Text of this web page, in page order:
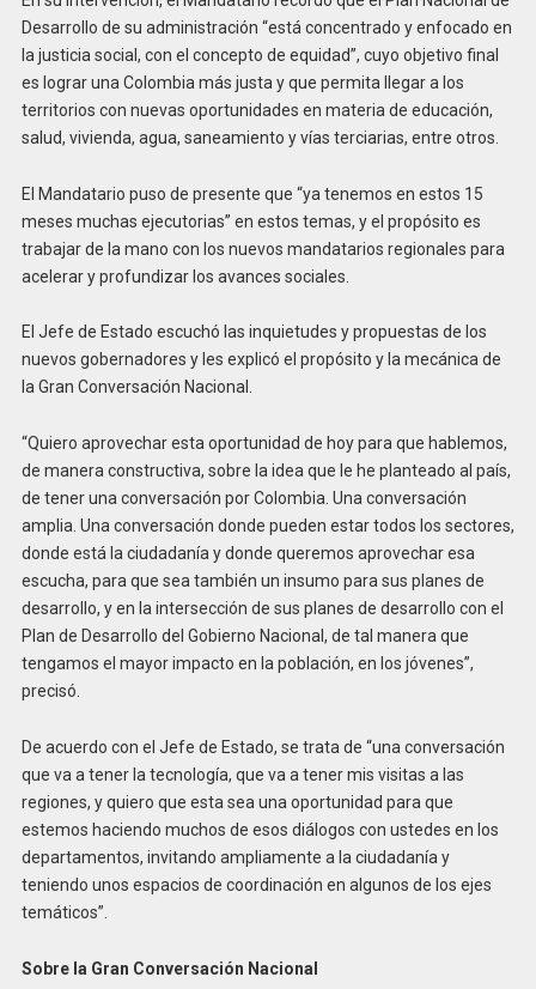
Desarrollo de su administración “está concentrado y enfocado en
la justicia social, con el concepto de equidad”, cuyo objetivo final
es lograr una Colombia más justa y que permita llegar a los
territorios con nuevas oportunidades en materia de educación,
salud, vivienda, agua, saneamiento y vías terciarias, entre otros.
El Mandatario puso de presente que “ya tenemos en estos 15
meses muchas ejecutorias” en estos temas, y el propósito es
trabajar de la mano con los nuevos mandatarios regionales para
acelerar y profundizar los avances sociales.
El Jefe de Estado escuchó las inquietudes y propuestas de los
nuevos gobernadores y les explicó el propósito y la mecánica de
la Gran Conversación Nacional.
“Quiero aprovechar esta oportunidad de hoy para que hablemos,
de manera constructiva, sobre la idea que le he planteado al país,
de tener una conversación por Colombia. Una conversación
amplia. Una conversación donde pueden estar todos los sectores,
donde está la ciudadanía y donde queremos aprovechar esa
escucha, para que sea también un insumo para sus planes de
desarrollo, y en la intersección de sus planes de desarrollo con el
Plan de Desarrollo del Gobierno Nacional, de tal manera que
tengamos el mayor impacto en la población, en los jóvenes”,
precisó.
De acuerdo con el Jefe de Estado, se trata de “una conversación
que va a tener la tecnología, que va a tener mis visitas a las
regiones, y quiero que esta sea una oportunidad para que
estemos haciendo muchos de esos diálogos con ustedes en los
departamentos, invitando ampliamente a la ciudadanía y
teniendo unos espacios de coordinación en algunos de los ejes
temáticos”.
Sobre la Gran Conversación Nacional